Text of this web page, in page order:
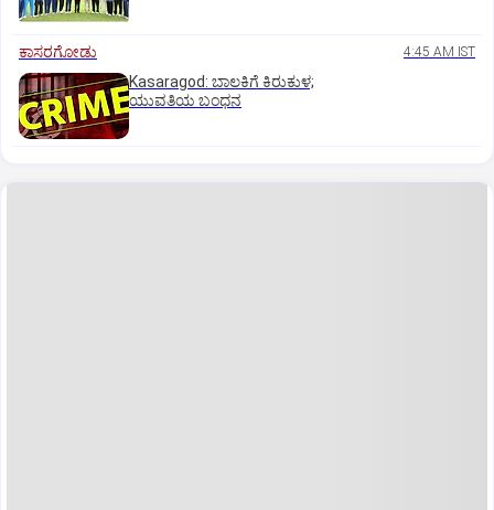
ಕಾಸರಗೋಡು 4:45 AM IST
Kasaragod: ಬಾಲಕಿಗೆ ಕಿರುಕುಳ;
ಯುವತಿಯ ಬಂಧನ